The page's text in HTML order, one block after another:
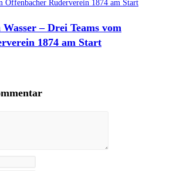
– Drei Teams vom
1874 am Start